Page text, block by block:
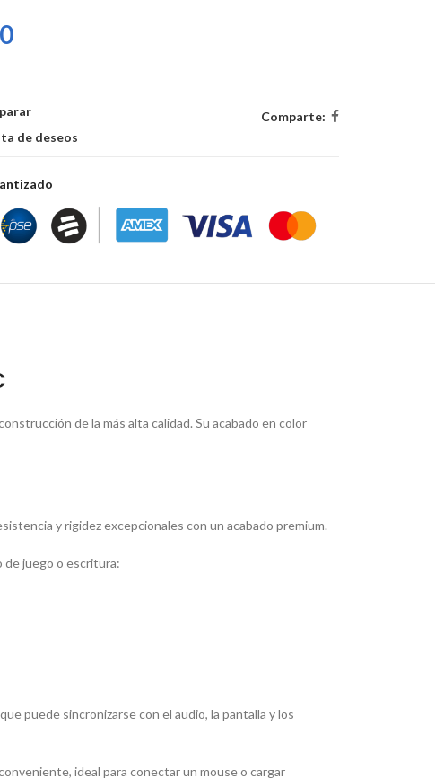
de deseos
Comparte:
de la más alta calidad. Su acabado en color
y rigidez excepcionales con un acabado premium.
de juego o escritura:
puede sincronizarse con el audio, la pantalla y los
ideal para conectar un mouseo cargar